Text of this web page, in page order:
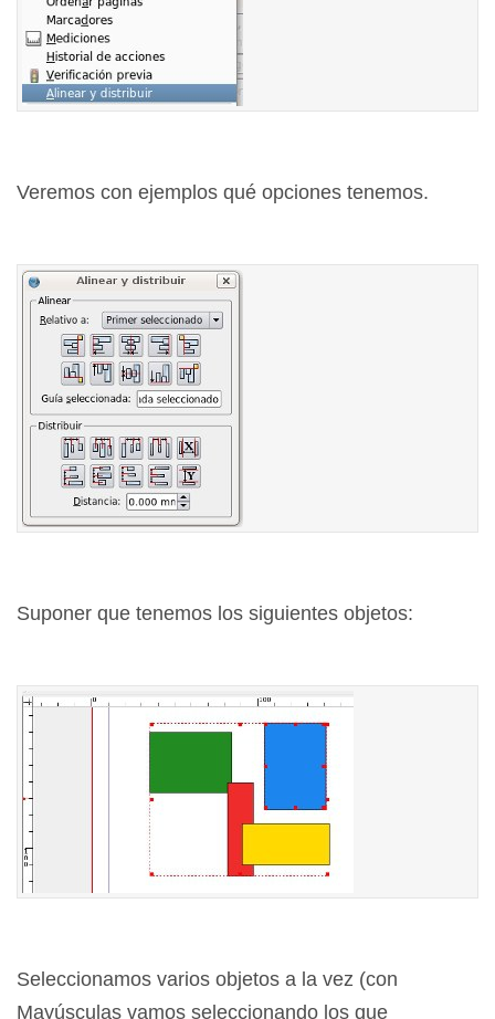
Veremos con ejemplos qué opciones tenemos.
Suponer que tenemos los siguientes objetos:
Seleccionamos varios objetos a la vez (con
Mayúsculas vamos seleccionando los que